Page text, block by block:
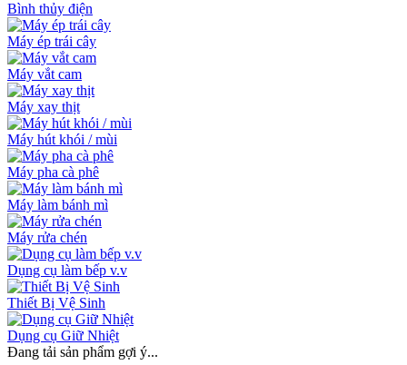
Bình thủy điện
Máy ép trái cây
Máy vắt cam
Máy xay thịt
Máy hút khói / mùi
Máy pha cà phê
Máy làm bánh mì
Máy rửa chén
Dụng cụ làm bếp v.v
Thiết Bị Vệ Sinh
Dụng cụ Giữ Nhiệt
Đang tải sản phẩm gợi ý...